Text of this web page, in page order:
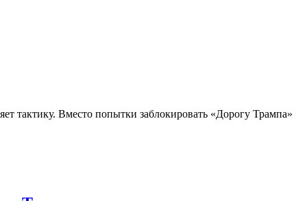
тактику. Вместо попытки заблокировать «Дорогу Трампа»